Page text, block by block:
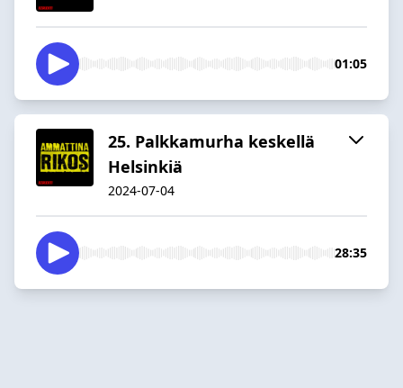
01:05
25. Palkkamurha keskellä
Helsinkiä
2024-07-04
28:35